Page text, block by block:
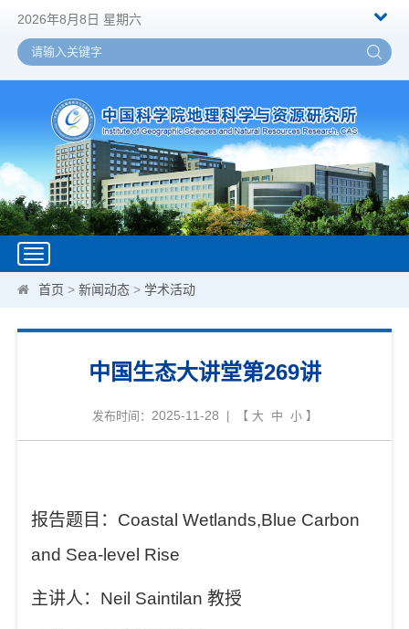
2026年8月8日 星期六
Toggle
navigation
首页 >新闻动态 >学术活动
中国生态大讲堂第269讲
发布时间： 2025-11-28 | 【 大 中 小】
报告题目： Coastal Wetlands,Blue Carbon
and Sea-level Rise
主讲人： Neil Saintilan教授